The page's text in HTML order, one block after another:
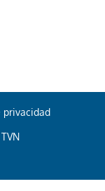
privacidad